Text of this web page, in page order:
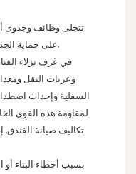
تتجلى وظائف وجدوى
على حماية الجدران وإخفاء الفجوات وتجميل المساحة.
في غرف نزلاء
وعربات النقل
السفلية وإحداث
لمقاومة هذه القوى
تكاليف صيانة
بسبب أخطاء البناء أو